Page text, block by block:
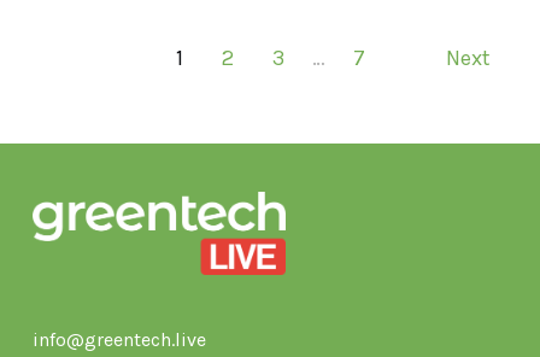
1 2 3 … 7 Next
info@greentech.live